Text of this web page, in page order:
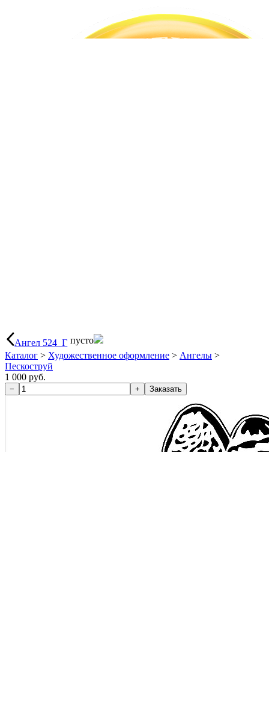
Ангел 524_Г пусто
Каталог > Художественное оформление > Ангелы >
Пескоструй
1 000 руб.